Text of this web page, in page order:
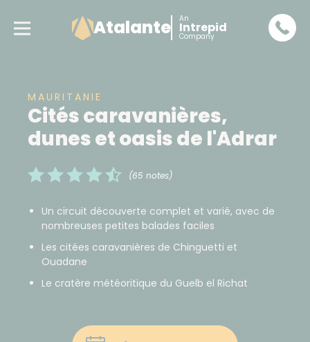
Atalante An
Intrepid
Company
MAURITANIE
Cités caravanières,
dunes et oasis de l'Adrar
(65 notes)
Un circuit découverte complet et varié, avec de
nombreuses petites balades faciles
Les citées caravanières de Chinguetti et
Ouadane
Le cratère météoritique du Guelb el Richat